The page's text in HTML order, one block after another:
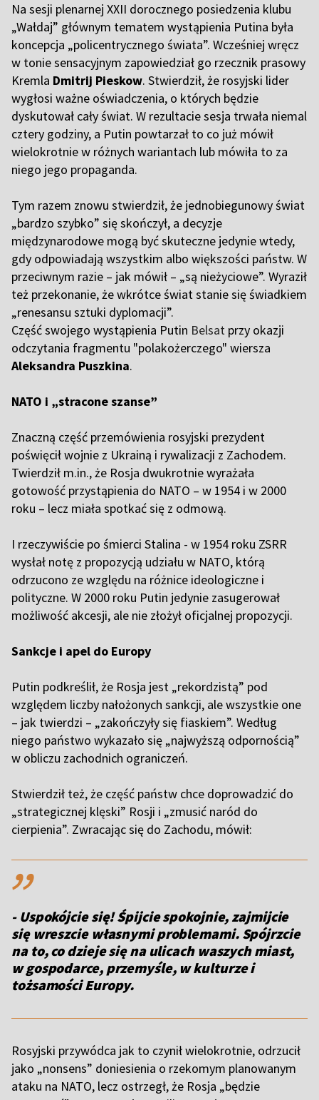
Na sesji plenarnej XXII dorocznego posiedzenia klubu
„Wałdaj” głównym tematem wystąpienia Putina była
koncepcja „policentrycznego świata”. Wcześniej wręcz
w tonie sensacyjnym zapowiedział go rzecznik prasowy
Kremla Dmitrij Pieskow. Stwierdził, że rosyjski lider
wygłosi ważne oświadczenia, o których będzie
dyskutował cały świat. W rezultacie sesja trwała niemal
cztery godziny, a Putin powtarzał to co już mówił
wielokrotnie w różnych wariantach lub mówiła to za
niego jego propaganda.
Tym razem znowu stwierdził, że jednobiegunowy świat
„bardzo szybko” się skończył, a decyzje
międzynarodowe mogą być skuteczne jedynie wtedy,
gdy odpowiadają wszystkim albo większości państw. W
przeciwnym razie – jak mówił – „są nieżyciowe”. Wyraził
też przekonanie, że wkrótce świat stanie się świadkiem
„renesansu sztuki dyplomacji”.
Część swojego wystąpienia Putin Belsat przy okazji
odczytania fragmentu "polakożerczego" wiersza
Aleksandra Puszkina.
NATO i „stracone szanse”
Znaczną część przemówienia rosyjski prezydent
poświęcił wojnie z Ukrainą i rywalizacji z Zachodem.
Twierdził m.in., że Rosja dwukrotnie wyrażała
gotowość przystąpienia do NATO – w 1954 i w 2000
roku – lecz miała spotkać się z odmową.
I rzeczywiście po śmierci Stalina - w 1954 roku ZSRR
wysłał notę z propozycją udziału w NATO, którą
odrzucono ze względu na różnice ideologiczne i
polityczne. W 2000 roku Putin jedynie zasugerował
możliwość akcesji, ale nie złożył oficjalnej propozycji.
Sankcje i apel do Europy
Putin podkreślił, że Rosja jest „rekordzistą” pod
względem liczby nałożonych sankcji, ale wszystkie one
– jak twierdzi – „zakończyły się fiaskiem”. Według
niego państwo wykazało się „najwyższą odpornością”
w obliczu zachodnich ograniczeń.
Stwierdził też, że część państw chce doprowadzić do
„strategicznej klęski” Rosji i „zmusić naród do
cierpienia”. Zwracając się do Zachodu, mówił:
,,
- Uspokójcie się! Śpijcie spokojnie, zajmijcie
się wreszcie własnymi problemami. Spójrzcie
na to, co dzieje się na ulicach waszych miast,
w gospodarce, przemyśle, w kulturze i
tożsamości Europy.
Rosyjski przywódca jak to czynił wielokrotnie, odrzucił
jako „nonsens” doniesienia o rzekomym planowanym
ataku na NATO, lecz ostrzegł, że Rosja „będzie